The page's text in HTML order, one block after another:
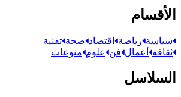
الأقسام
سياسة رياضة اقتصاد صحة تقنية
ثقافة أعمال فن علوم منوعات
السلاسل